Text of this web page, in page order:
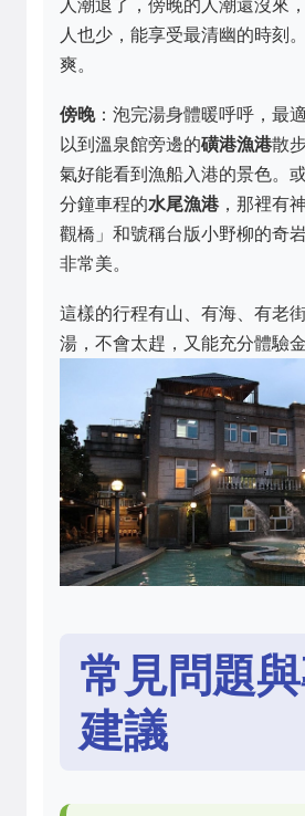
人潮退了，傍晚的人潮還沒來
人也少，能享受最清幽的時刻
爽。
傍晚：泡完湯身體暖呼呼，最
以到溫泉館旁邊的磺港漁港散
氣好能看到漁船入港的景色。
分鐘車程的水尾漁港，那裡有
觀橋」和號稱台版小野柳的奇
非常美。
這樣的行程有山、有海、有老
湯，不會太趕，又能充分體驗
常見問題
建議